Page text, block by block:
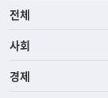
전체
사회
경제